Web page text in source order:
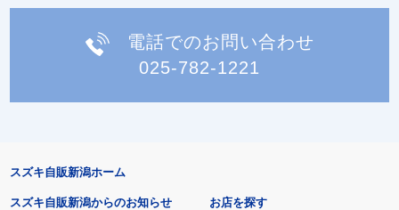
電話でのお問い合わせ
025-782-1221
スズキ自販新潟ホーム
スズキ自販新潟からのお知らせ お店を探す